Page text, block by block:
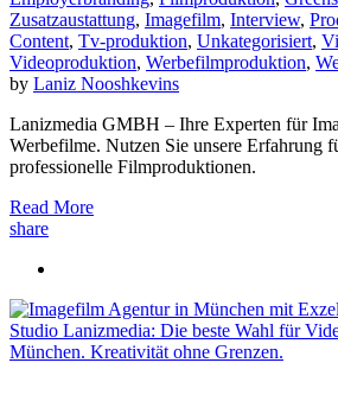
Zusatzaustattung, Imagefilm, Interview,
Content, Tv-produktion, Unkategorisiert,
Videoproduktion, Werbefilmproduktion,
by Laniz Nooshkevins
Lanizmedia GMBH – Ihre Experten für
Werbefilme. Nutzen Sie unsere Erfahrung
professionelle Filmproduktionen.
Read More
share